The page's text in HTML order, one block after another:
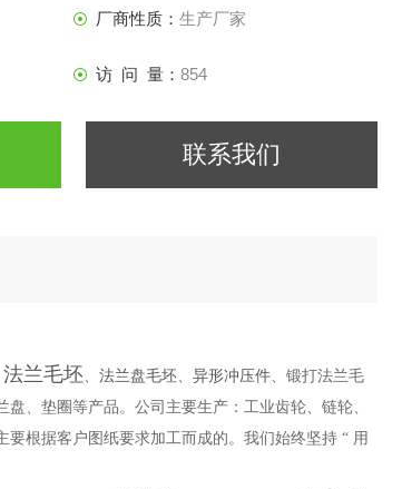
厂商性质： 生产厂家
访 问 量： 854
联系我们
法兰毛坯、 法兰盘毛坯、 异形冲压件、锻打法兰毛
、垫圈等产品。公司主要生产：工业齿轮、链轮、
根据客户图纸要求加工而成的。我们始终坚持 “ 用